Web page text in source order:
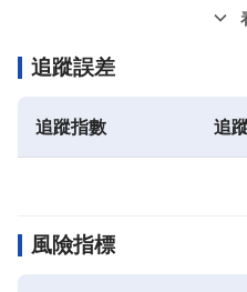
追蹤誤差
追蹤指數 追
風險指標